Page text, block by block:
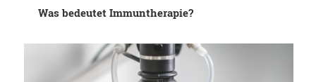
Was bedeutet Immuntherapie?